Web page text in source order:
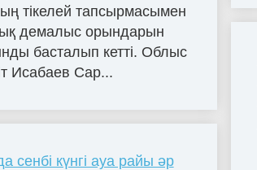
тікелей тапсырмасымен
демалыс орындарын
басталып кетті. Облыс
Исабаев Сар...
сенбі күнгі ауа райы әр